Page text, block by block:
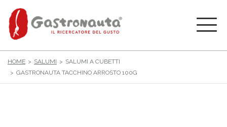
HOME SALUMI
SALUMI A CUBETTI
GASTRONAUTA TACCHINO ARROSTO 100G